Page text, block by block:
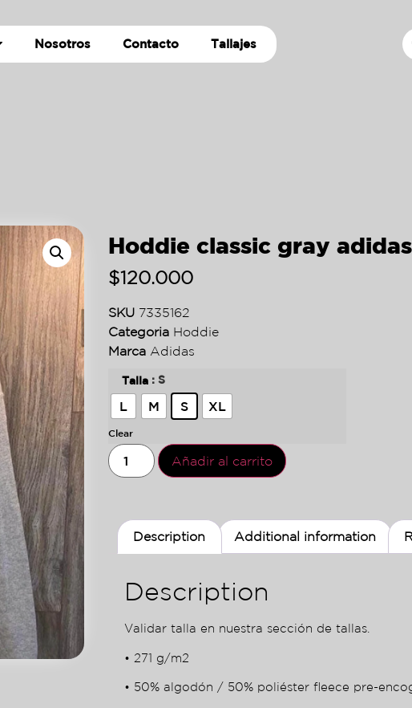
Nosotros Contacto Tallajes
Hoddie classic gray adidas
$120.000
SKU 7335162
Categoria Hoddie
Marca Adidas
Talla : S
L M S XL
Clear
Añadir al carrito
Description Additional information
Description
Validar talla en nuestra sección de tallas.
• 271 g/m2
• 50% algodón / 50% poliéster fleece pre-